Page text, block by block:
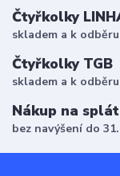
Čtyřkolky
skladem a k odběru
Čtyřkolky TGB
skladem a k odběru
Nákup na
bez navýšení do